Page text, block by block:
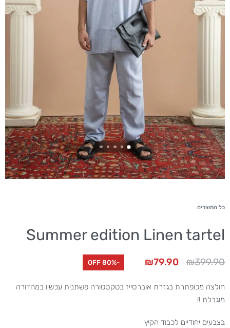
כל המוצרים
Summer edition Linen tartel
₪399.90
₪79.90
-80% OFF
חולצה מכופתרת בגזרת אוברסייז בטקסטורה פשתנית עכשיו במהדורה
מוגבלת !!
בצבעים יחודיים לכבוד הקיץ